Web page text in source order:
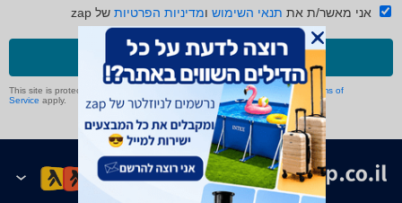
אני מאשר/ת את תנאי השימוש ומדיניות הפרטיות של zap
שליחה
This site is protected by reCAPTCHA and the Google Privacy Policy and
Terms of
Service apply.